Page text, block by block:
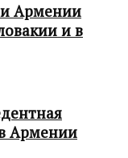
Армении
и в
Армении